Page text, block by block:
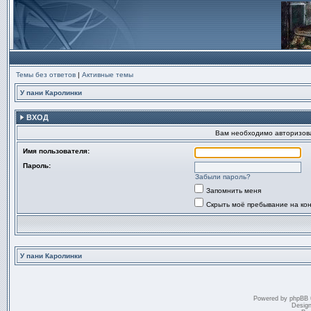
Темы без ответов | Активные темы
У пани Каролинки
ВХОД
Вам необходимо
Имя пользователя:
Пароль:
Забыли пароль?
Запомнить меня
Скрыть моё пребывание на
У пани Каролинки
Powered by phpBB